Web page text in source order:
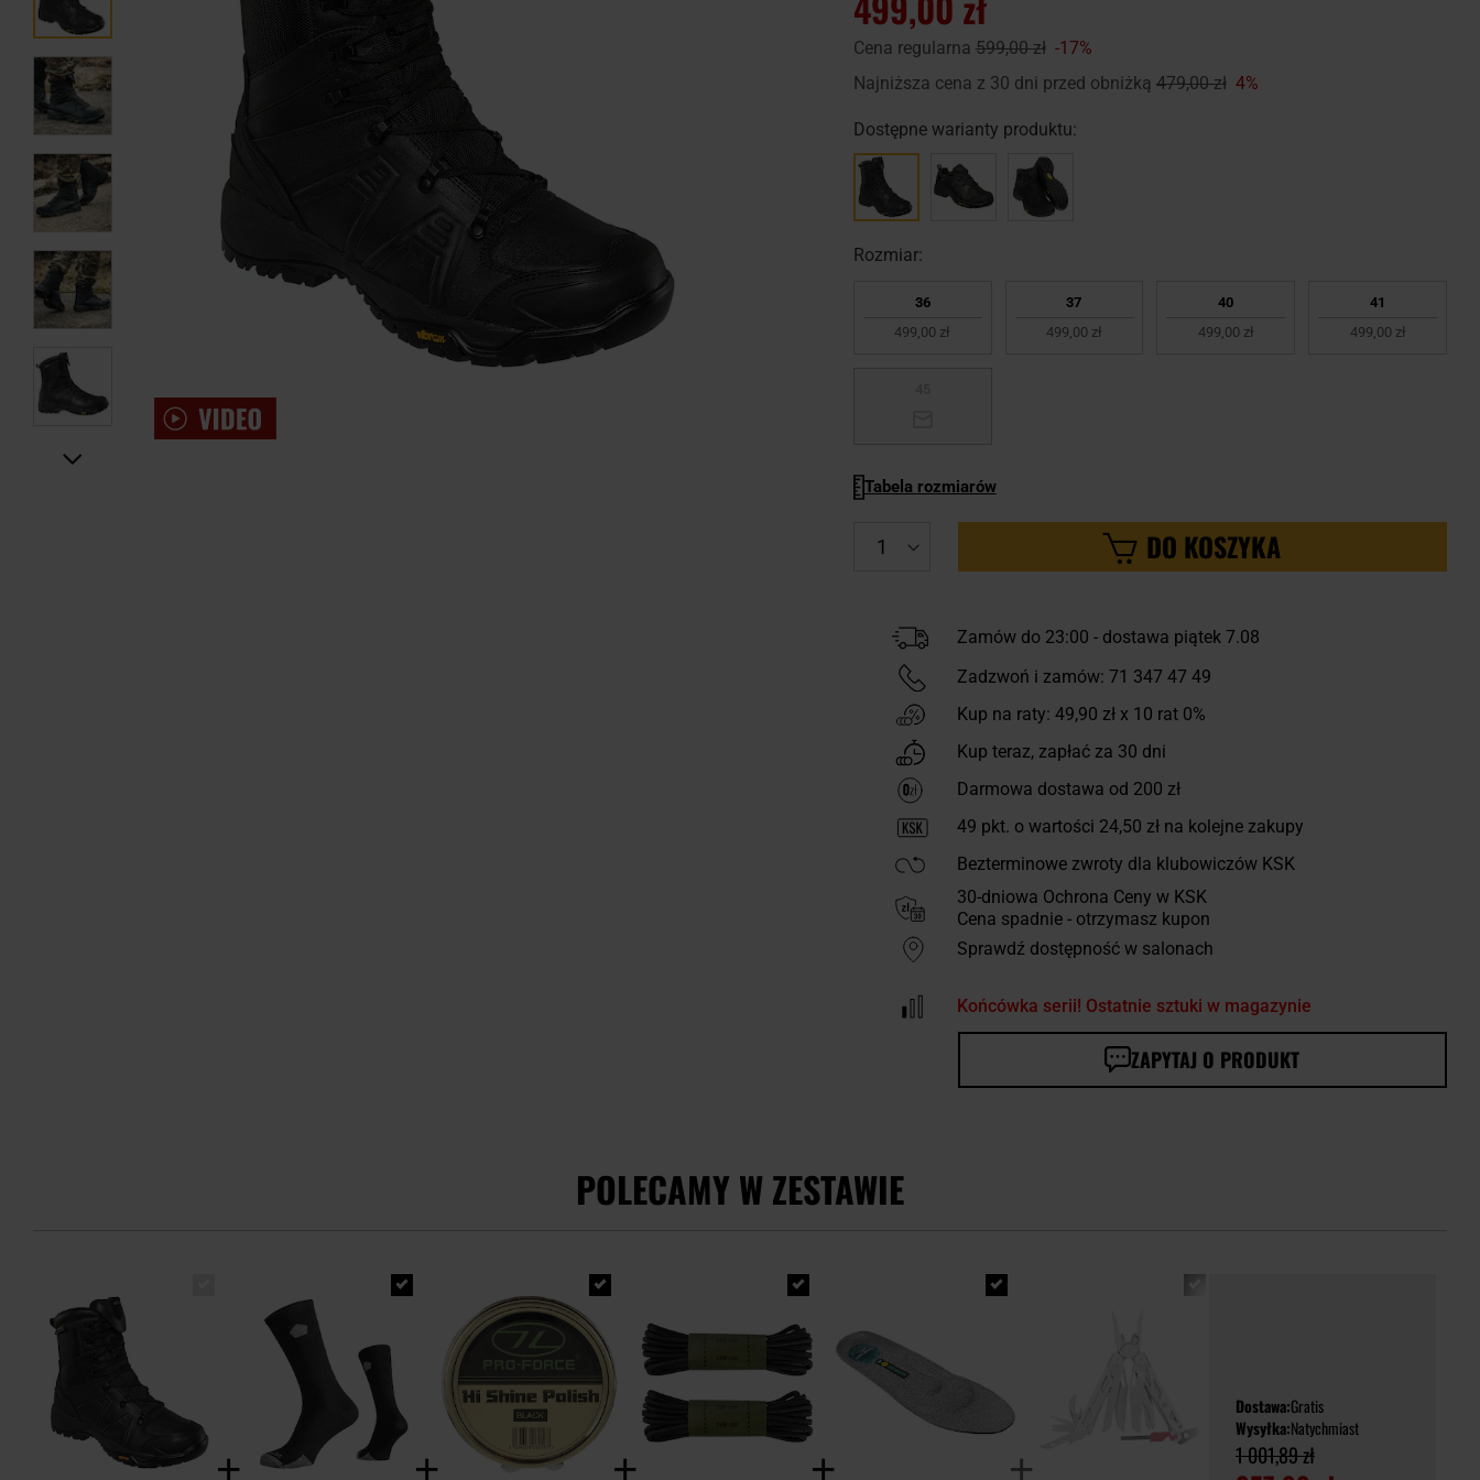
Cena regularna 599,00 zł -17%
Najniższa cena z 30 dni przed obniżką 479,00 zł 4%
Dostępne warianty produktu:
Rozmiar:
36
499,00 zł
37
499,00 zł
40
499,00 zł
41
499,00 zł
Tabela rozmiarów
DO KOSZYKA
Zamów do 23:00 - dostawa piątek 7.08
Zadzwoń i zamów: 71 347 47 49
Kup na raty: 49,90 złx 10 rat 0%
Kup teraz, zapłać za 30 dni
Darmowa dostawa od 200 zł
49 pkt. o wartości 24,50 złna kolejne zakupy
Bezterminowe zwroty dla klubowiczów KSK
30-dniowa Ochrona Ceny w KSK
Cena spadnie - otrzymasz kupon
Sprawdź dostępność w salonach
Końcówka serii! Ostatnie sztuki w magazynie
ZAPYTAJ O PRODUKT
POLECAMY W ZESTAWIE
Dostawa:Gratis
Wysyłka:Natychmiast
1 001,89 zł